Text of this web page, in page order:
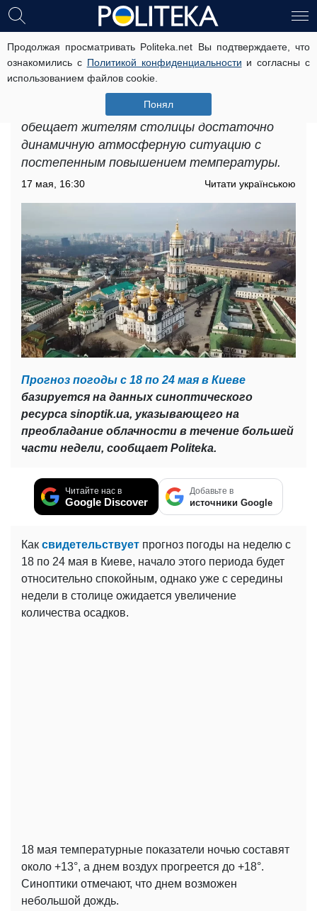
Продолжая просматривать Politeka.net Вы подтверждаете, что
ознакомились с Политикой конфиденциальности и согласны с
использованием файлов cookie.
Понял
Когда ждать резкого потепления и
гроз: прогноз погоды на неделю с
18 по 24 мая в Киеве.
Прогноз погоды с 18 по 24 мая в Киеве
обещает жителям столицы достаточно
динамичную атмосферную ситуацию с
постепенным повышением температуры.
17 мая, 16:30 Читати українською
Прогноз погоды с 18 по 24 мая в Киеве
базируется на данных синоптического
ресурса sinoptik.ua, указывающего на
преобладание облачности в течение большей
части недели, сообщает Politeka.
Читайте нас в
Google Discover
Добавьте в
источники Google
Как свидетельствует прогноз погоды на неделю с
18 по 24 мая в Киеве, начало этого периода будет
относительно спокойным, однако уже с середины
недели в столице ожидается увеличение
количества осадков.
18 мая температурные показатели ночью составят
около +13°, а днем ​​воздух прогреется до +18°.
Синоптики отмечают, что днем ​​возможен
небольшой дождь.